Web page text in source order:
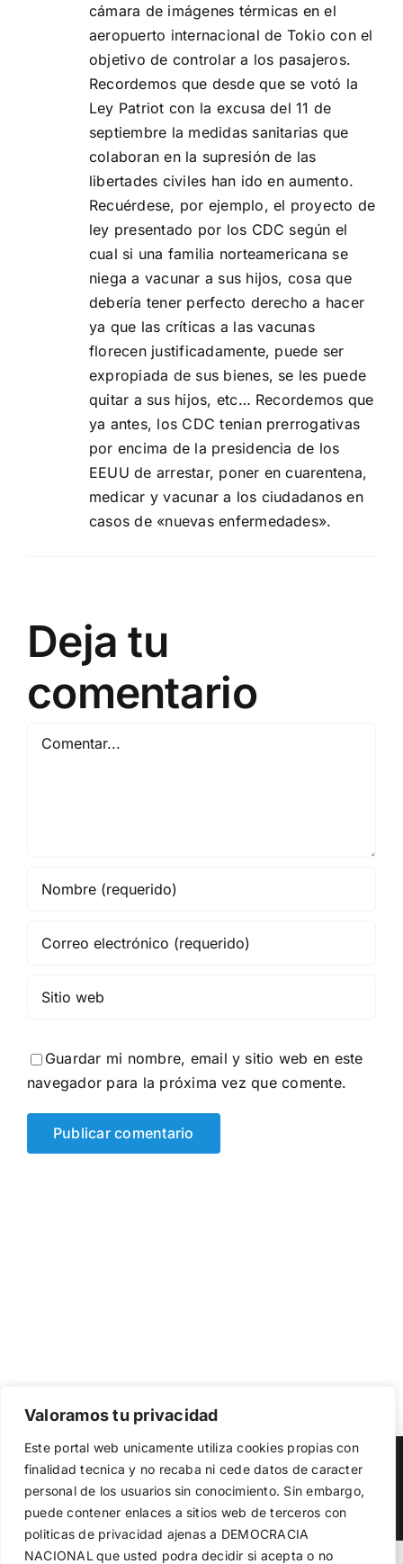
Valoramos tu privacidad
Este portal web unicamente utiliza cookies propias con
finalidad tecnica y no recaba ni cede datos de caracter
personal de los usuarios sin conocimiento. Sin embargo,
puede contener enlaces a sitios web de terceros con
politicas de privacidad ajenas a DEMOCRACIA
NACIONAL que usted podra decidir si acepta o no
cámara de imágenes térmicas en el
aeropuerto internacional de Tokio con el
objetivo de controlar a los pasajeros.
Recordemos que desde que se votó la
Ley Patriot con la excusa del 11 de
septiembre la medidas sanitarias que
colaboran en la supresión de las
libertades civiles han ido en aumento.
Recuérdese, por ejemplo, el proyecto de
ley presentado por los CDC según el
cual si una familia norteamericana se
niega a vacunar a sus hijos, cosa que
debería tener perfecto derecho a hacer
ya que las críticas a las vacunas
florecen justificadamente, puede ser
expropiada de sus bienes, se les puede
quitar a sus hijos, etc… Recordemos que
ya antes, los CDC tenian prerrogativas
por encima de la presidencia de los
EEUU de arrestar, poner en cuarentena,
medicar y vacunar a los ciudadanos en
casos de «nuevas enfermedades».
Deja tu
comentario
Guardar mi nombre, email y sitio web en este
navegador para la próxima vez que comente.
Copyright 2023 | Democracia Nacional | All Rights Reserved
Facebook
TwitterInstagram
el funcionamiento de la web, medir su uso y mejorar
nuestros servicios. Puede aceptar todas las cookies,
rechazar las no necesarias o configurar sus preferencias.
Política de cookies
Aceptar todo